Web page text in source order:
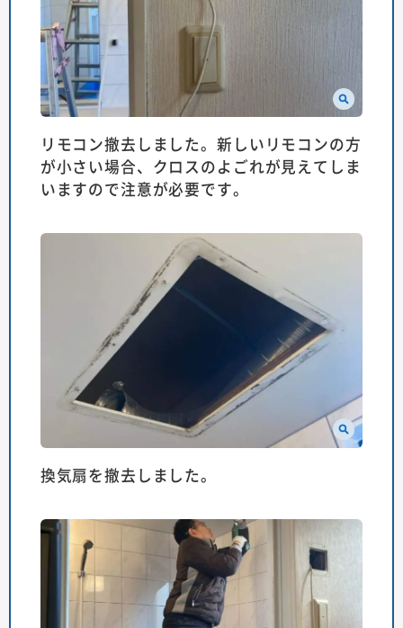
リモコン撤去しました。新しいリモコンの方
が小さい場合、クロスのよごれが見えてしま
いますので注意が必要です。
換気扇を撤去しました。